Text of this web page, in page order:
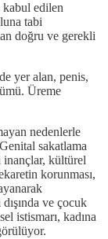
edilen
tabi
doğru ve gerekli
yer alan, penis,
Üreme
nedenlerle
sakatlama
kültürel
korunması,
ve çocuk
istismarı, kadına